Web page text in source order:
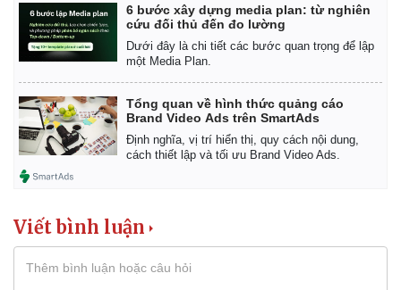
Tin nóng
Tư vấn luật
Phân tích
6 bước xây dựng media plan: từ nghiên
cứu đối thủ đến đo lường
Dưới đây là chi tiết các bước quan trọng để lập
một Media Plan.
Tổng quan về hình thức quảng cáo
Brand Video Ads trên SmartAds
Định nghĩa, vị trí hiển thị, quy cách nội dung,
cách thiết lập và tối ưu Brand Video Ads.
Viết bình luận